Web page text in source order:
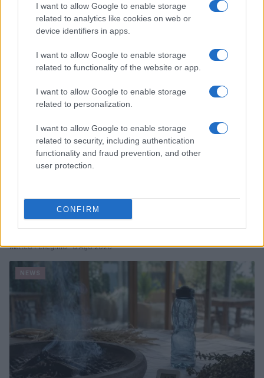
I want to allow Google to enable storage
related to analytics like cookies on web or
device identifiers in apps.
I want to allow Google to enable storage
related to functionality of the website or app.
I want to allow Google to enable storage
related to personalization.
I want to allow Google to enable storage
related to security, including authentication
functionality and fraud prevention, and other
user protection.
CONFIRM
Papa Leone a Santa Maria degli Angeli: migliaia di
giovani per il meeting francescano
Edoardo Castellucci · 7 Ago 2026
NEWS
Papa Leone XIV incontra i giovani ad Assisi: il richiamo
Matteo Pellegrino · 6 Ago 2026